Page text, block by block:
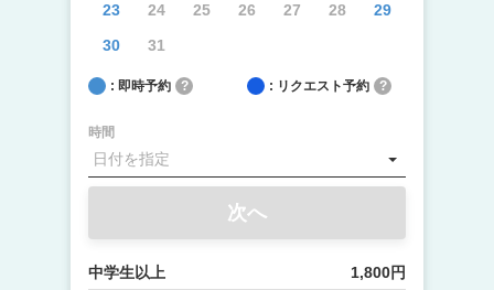
23
24 25 26 27 28
29
30
31
: 即時予約 ? : リクエスト予約 ?
時間
次へ
中学生以上
1,800円